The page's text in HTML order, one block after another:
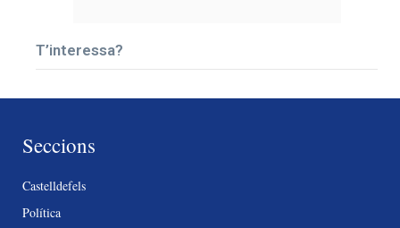
T’interessa?
Seccions
Castelldefels
Política